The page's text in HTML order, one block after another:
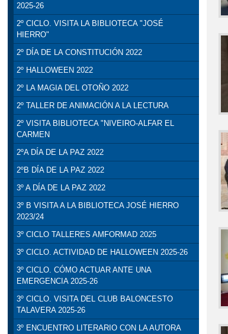
2025-26
2º CICLO. VISITA LA BIBLIOTECA "JOSÉ
HIERRO"
2º DÍA DE LA CONSTITUCIÓN 2022
2º HALLOWEEN 2022
2º LA MAGIA DEL OTOÑO 2022
2º TALLER DE ANIMACIÓN A LA LECTURA
2º VISITA BIBLIOTECA "NIVEIRO-ALFAR EL
CARMEN
2ºA DÍA DE LA PAZ 2022
2ºB DÍA DE LA PAZ 2022
3º A DÍA DE LA PAZ 2022
3º B VISITA A LA BIBLIOTECA JOSÉ HIERRO
2023/24
3º CICLO TALLERES AMFORMAD 2025
3º CICLO. ACTIVIDAD DE HALLOWEEN 2025-26
3º CICLO. CÓMO ACTUAR ANTE UNA
EMERGENCIA 2025-26
3º CICLO. VISITA DEL CLUB BALONCESTO
TALAVERA 2025-26
3º ENCUENTRO LITERARIO CON LA AUTORA